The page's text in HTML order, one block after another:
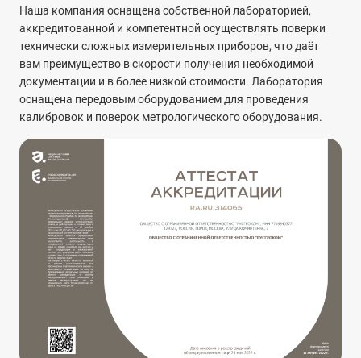
Наша компания оснащена собственной лабораторией,
аккредитованной и компетентной осуществлять поверки
технически сложных измерительных приборов, что даёт
вам преимущество в скорости получения необходимой
документации и в более низкой стоимости. Лаборатория
оснащена передовым оборудованием для проведения
калибровок и поверок метрологического оборудования.